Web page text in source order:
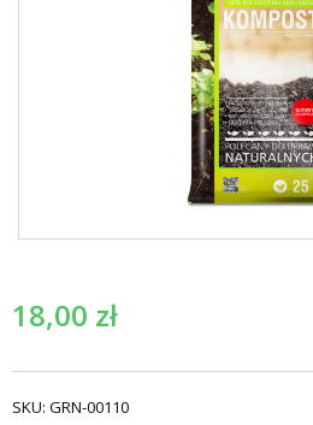
18,00 zł
SKU: GRN-00110